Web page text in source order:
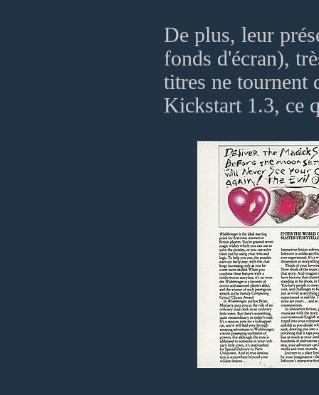
De plus, leur
fonds d'écran),
titres ne tournent
Kickstart 1.3, ce